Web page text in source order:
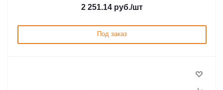
2 251.14 руб./шт
Под заказ